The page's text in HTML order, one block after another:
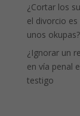
¿Cortar los
el divorcio
unos okupas?
¿Ignorar un
en vía penal
testigo